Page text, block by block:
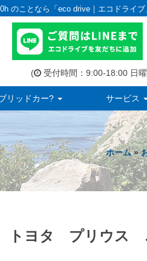
のことなら「eco drive｜エコドライブ
( 受付時間：9:00-18:00 日
リッドカー? サービス
ホーム»
トヨタ プリウス